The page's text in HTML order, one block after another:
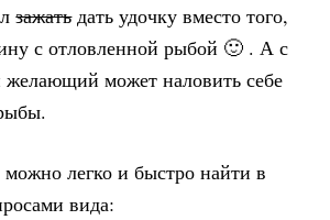
зажатьдать удочку вместо того,
с отловленной рыбой 🙂 . А с
может наловить себе
можно легко и быстро найти в
вида: